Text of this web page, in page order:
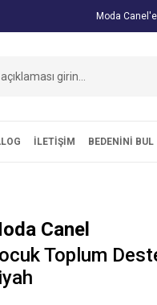
Moda
İLETİŞİM BEDENİNİ BUL
Canel
Toplum